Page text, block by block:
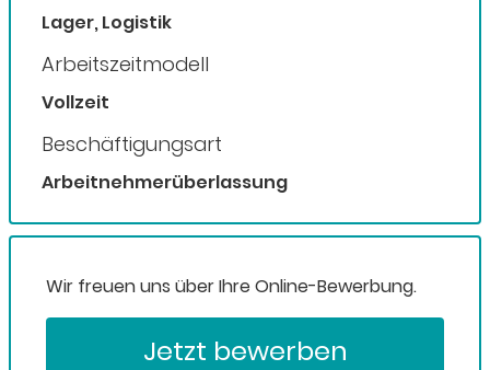
Lager, Logistik
Arbeitszeitmodell
Vollzeit
Beschäftigungsart
Arbeitnehmerüberlassung
Wir freuen uns über Ihre Online-Bewerbung.
Jetzt bewerben